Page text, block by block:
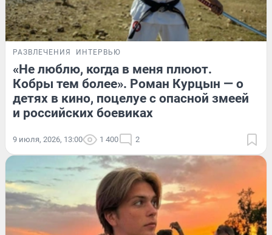
РАЗВЛЕЧЕНИЯ ИНТЕРВЬЮ
«Не люблю, когда в меня плюют.
Кобры тем более». Роман Курцын — о
детях в кино, поцелуе с опасной змеей
и российских боевиках
9 июля, 2026, 13:00 1 400 2